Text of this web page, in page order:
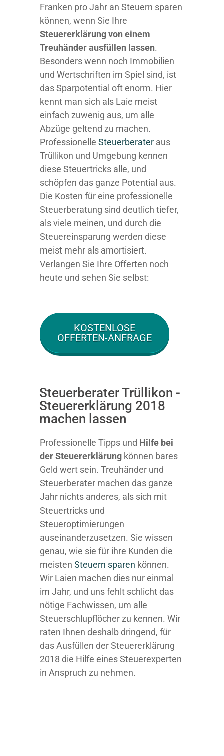
Franken pro Jahr an Steuern sparen
können, wenn Sie Ihre
Steuererklärung von einem
Treuhänder ausfüllen lassen.
Besonders wenn noch Immobilien
und Wertschriften im Spiel sind, ist
das Sparpotential oft enorm. Hier
kennt man sich als Laie meist
einfach zuwenig aus, um alle
Abzüge geltend zu machen.
Professionelle Steuerberater aus
Trüllikon und Umgebung kennen
diese Steuertricks alle, und
schöpfen das ganze Potential aus.
Die Kosten für eine professionelle
Steuerberatung sind deutlich tiefer,
als viele meinen, und durch die
Steuereinsparung werden diese
meist mehr als amortisiert.
Verlangen Sie Ihre Offerten noch
heute und sehen Sie selbst:
KOSTENLOSE
OFFERTEN-ANFRAGE
Steuerberater Trüllikon -
Steuererklärung 2018
machen lassen
Professionelle Tipps und Hilfe bei
der Steuererklärung können bares
Geld wert sein. Treuhänder und
Steuerberater machen das ganze
Jahr nichts anderes, als sich mit
Steuertricks und
Steueroptimierungen
auseinanderzusetzen. Sie wissen
genau, wie sie für ihre Kunden die
meisten Steuern sparen können.
Wir Laien machen dies nur einmal
im Jahr, und uns fehlt schlicht das
nötige Fachwissen, um alle
Steuerschlupflöcher zu kennen. Wir
raten Ihnen deshalb dringend, für
das Ausfüllen der Steuererklärung
2018 die Hilfe eines Steuerexperten
in Anspruch zu nehmen.